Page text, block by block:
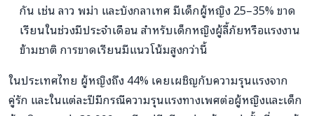
กัน เช่น ลาว พม่า และบังกลาเทศ มีเด็กผู้หญิง 25–35% ขาด
เรียนในช่วงมีประจำเดือน สำหรับเด็กหญิงผู้ลี้ภัยหรือแรงงาน
ข้ามชาติ การขาดเรียนมีแนวโน้มสูงกว่านี้
ในประเทศไทย ผู้หญิงถึง 44% เคยเผชิญกับความรุนแรงจาก
คู่รัก และในแต่ละปีมีกรณีความรุนแรงทางเพศต่อผู้หญิงและเด็ก